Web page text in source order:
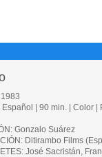
Español | 90 min. | Color |
Gonzalo Suárez
Ditirambo Films
José Sacristán,